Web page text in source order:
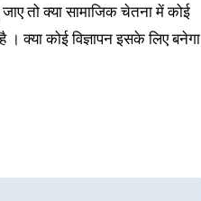
तो क्या सामाजिक चेतना में कोई
। क्या कोई विज्ञापन इसके लिए बनेगा